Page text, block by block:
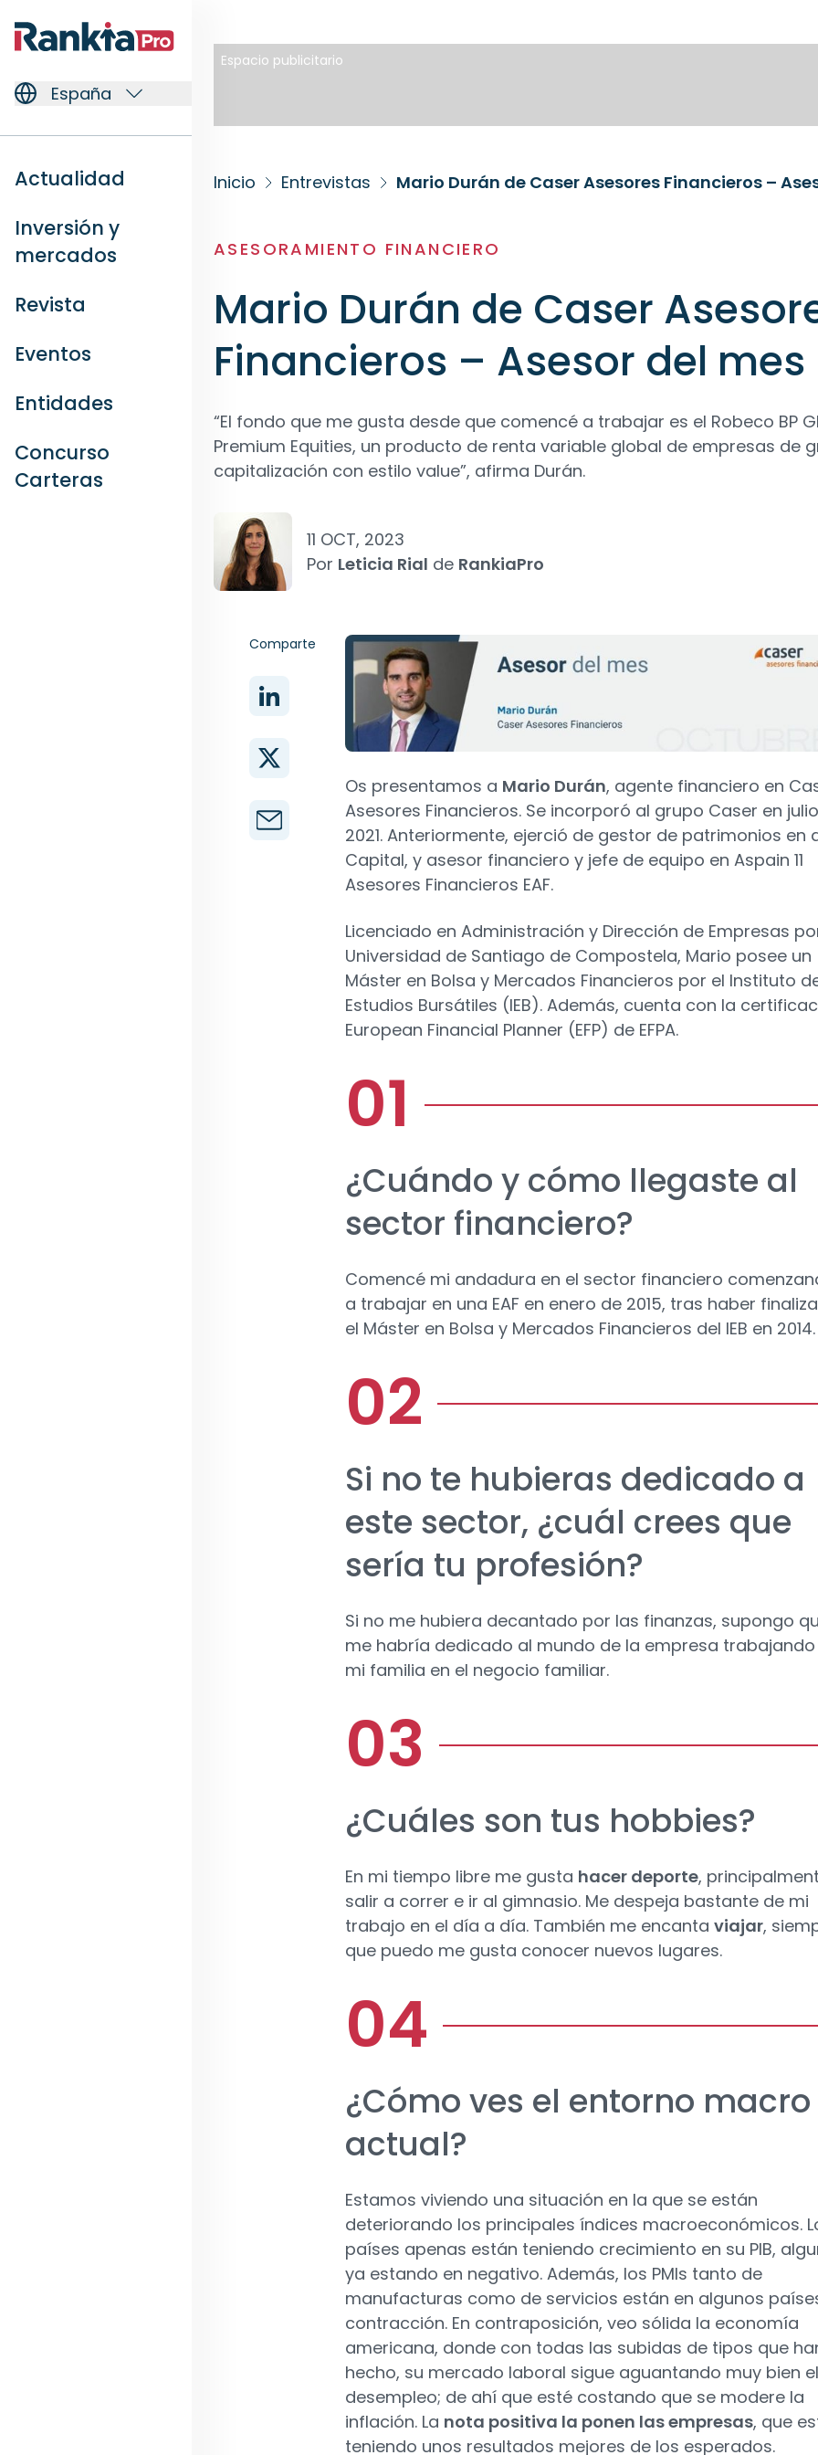
España
Actualidad
Inversión y
mercados
Revista
Eventos
Entidades
Concurso
Carteras
Espacio publicitario
Inicio Entrevistas Mario Durán de Caser Asesores Financieros –
ASESORAMIENTO FINANCIERO
Mario Durán de Caser
Financieros – Asesor del mes
“El fondo que me gusta desde que comencé a trabajar es el Robeco BP
Premium Equities, un producto de renta variable global de empresas de
capitalización con estilo value”, afirma Durán.
11 OCT, 2023
Por Leticia Rial de RankiaPro
Comparte
Os presentamos a Mario Durán, agente financiero en
Asesores Financieros. Se incorporó al grupo Caser en
2021. Anteriormente, ejerció de gestor de patrimonios en
Capital, y asesor financiero y jefe de equipo en Aspain 11
Asesores Financieros EAF.
Licenciado en Administración y Dirección de Empresas
Universidad de Santiago de Compostela, Mario posee un
Máster en Bolsa y Mercados Financieros por el Instituto
Estudios Bursátiles (IEB). Además, cuenta con la
European Financial Planner (EFP) de EFPA.
¿Cuándo y cómo llegaste al
sector financiero?
Comencé mi andadura en el sector financiero
a trabajar en una EAF en enero de 2015, tras haber
el Máster en Bolsa y Mercados Financieros del IEB en 2014.
Si no te hubieras dedicado a
este sector, ¿cuál crees que
sería tu profesión?
Si no me hubiera decantado por las finanzas, supongo
me habría dedicado al mundo de la empresa
mi familia en el negocio familiar.
¿Cuáles son tus hobbies?
En mi tiempo libre me gusta hacer deporte,
salir a correr e ir al gimnasio. Me despeja bastante de mi
trabajo en el día a día. También me encanta viajar,
que puedo me gusta conocer nuevos lugares.
¿Cómo ves el entorno macro
actual?
Estamos viviendo una situación en la que se están
deteriorando los principales índices macroeconómicos.
países apenas están teniendo crecimiento en su PIB,
ya estando en negativo. Además, los PMIs tanto de
manufacturas como de servicios están en algunos
contracción. En contraposición, veo sólida la economía
americana, donde con todas las subidas de tipos que
hecho, su mercado laboral sigue aguantando muy bien el
desempleo; de ahí que esté costando que se modere la
inflación. La nota positiva la ponen las empresas, que
teniendo unos resultados mejores de los esperados.